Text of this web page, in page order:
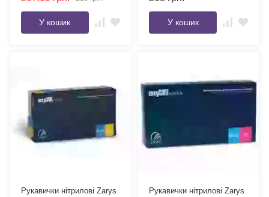
У кошик У кошик
Рукавички нітрилові Zarys
Рукавички нітрилові Zarys